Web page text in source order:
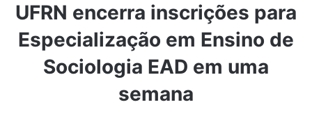
UFRN encerra inscrições para
Especialização em Ensino de
Sociologia EAD em uma
semana